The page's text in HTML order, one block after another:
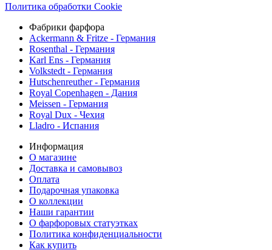
Политика обработки Cookie
Фабрики фарфора
Ackermann & Fritze - Германия
Rosenthal - Германия
Karl Ens - Германия
Volkstedt - Германия
Hutschenreuther - Германия
Royal Copenhagen - Дания
Meissen - Германия
Royal Dux - Чехия
Lladro - Испания
Информация
О магазине
Доставка и самовывоз
Оплата
Подарочная упаковка
О коллекции
Наши гарантии
О фарфоровых статуэтках
Политика конфиденциальности
Как купить